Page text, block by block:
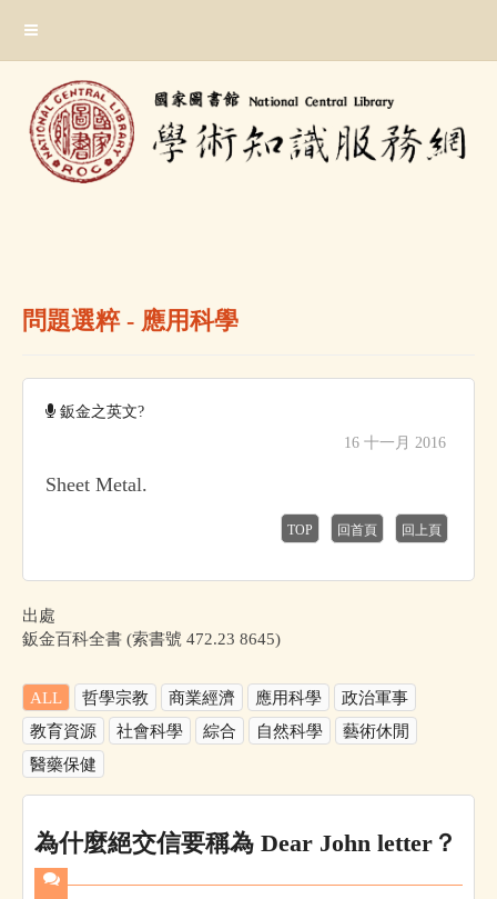
主
問題選粹 - 應用科學
鈑金之英文?
16 十一月 2016
Sheet Metal.
TOP 回首頁 回上頁
出處
鈑金百科全書 (索書號 472.23 8645)
ALL 哲學宗教 商業經濟 應用科學
政治軍事
教育資源
社會科學 綜合 自然科學
藝術休閒
醫藥保健
為什麼絕交信要稱為 Dear John letter？